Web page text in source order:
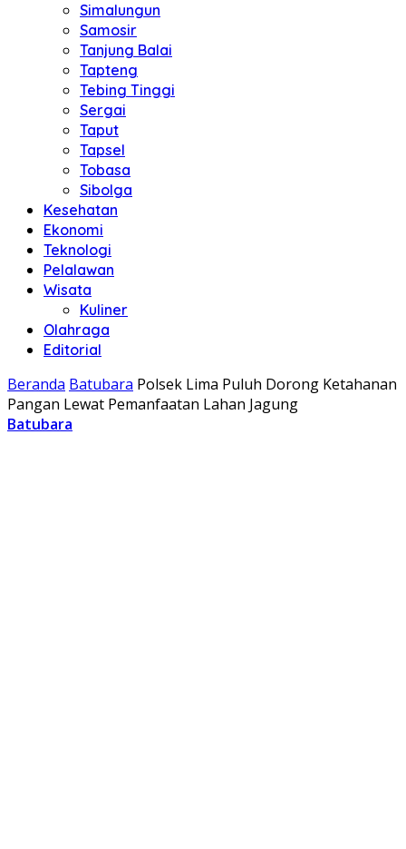
Simalungun
Samosir
Tanjung Balai
Tapteng
Tebing Tinggi
Sergai
Taput
Tapsel
Tobasa
Sibolga
Kesehatan
Ekonomi
Teknologi
Pelalawan
Wisata
Kuliner
Olahraga
Editorial
Beranda Batubara Polsek Lima Puluh Dorong Ketahanan
Pangan Lewat Pemanfaatan Lahan Jagung
Batubara